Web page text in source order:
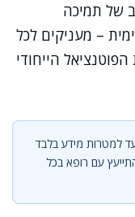
של תמיכה
– מעניקים לכל
הייחודי
למטרות מידע בלבד
עם רופא בכל